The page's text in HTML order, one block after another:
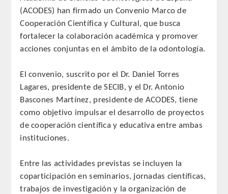
REGLAMENTO
ACADEMICOS
CIENCIAS BASICAS MEDICAS
AFINES A LA ODONTOLOGIA
HUMANIDADES Y CIENCIAS
MEDICO-JURIDICAS
PREVENCION,PROMOCION DE LA
SALUD Y GESTION NUEVAS
TECNOLOGIAS SANITARIAS
(ACODES) han firmado un Convenio Marco de
Cooperación Científica y Cultural, que busca
fortalecer la colaboración académica y promover
acciones conjuntas en el ámbito de la odontología.
El convenio, suscrito por el Dr. Daniel Torres
Lagares, presidente de SECIB, y el Dr. Antonio
Bascones Martínez, presidente de ACODES, tiene
como objetivo impulsar el desarrollo de proyectos
de cooperación científica y educativa entre ambas
instituciones.
Entre las actividades previstas se incluyen la
coparticipación en seminarios, jornadas científicas,
trabajos de investigación y la organización de